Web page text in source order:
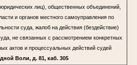
лиц), общественных объединений,
и органов местного самоуправления по
суда, жалоб на действия (бездействие)
не связанных с рассмотрением конкретных
актов и процессуальных действий судей
Воли, д. 81, каб. 305